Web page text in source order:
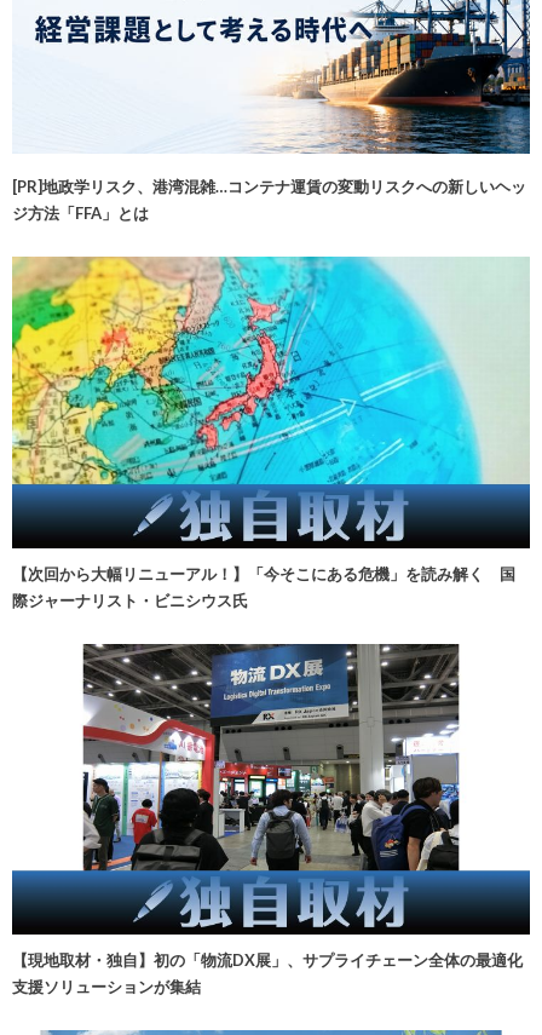
[PR]地政学リスク、港湾混雑…コンテナ運賃の変動リスクへの新しいヘッ
ジ方法「FFA」とは
【次回から大幅リニューアル！】「今そこにある危機」を読み解く 国
際ジャーナリスト・ビニシウス氏
【現地取材・独自】初の「物流DX展」、サプライチェーン全体の最適化
支援ソリューションが集結